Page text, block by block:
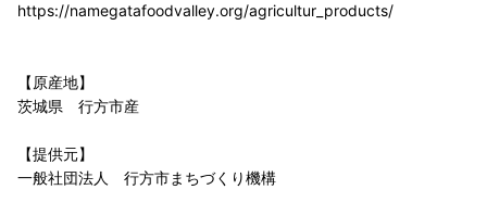
https://namegatafoodvalley.org/agricultur_products/
【原産地】
茨城県 行方市産
【提供元】
一般社団法人 行方市まちづくり機構